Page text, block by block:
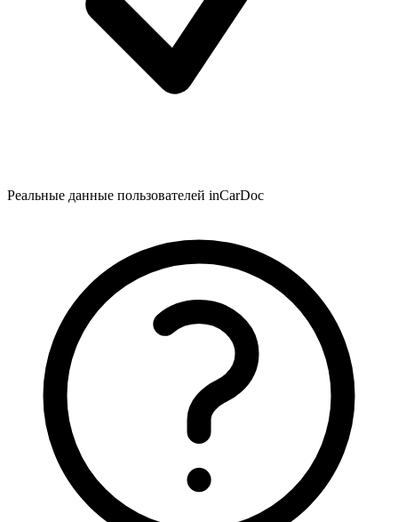
Реальные данные пользователей inCarDoc